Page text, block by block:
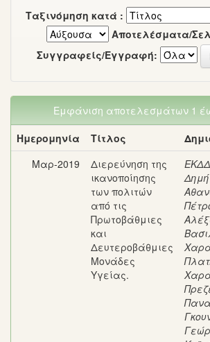
Ταξινόμηση κατά :
Αποτελέσματα/
Συγγραφείς/Εγγραφή:
Εμφάνιση αποτελεσμάτων 1
Ημερομηνία
Τίτλος
Μαρ-2019
Διερεύνηση της
ικανοποίησης
των πολιτών
από τις
Πρωτοβάθμιες
και
Δευτεροβάθμιες
Μονάδες
Υγείας.